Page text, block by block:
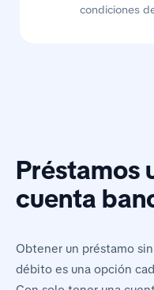
condiciones
Préstamos
cuenta
Obtener un préstamo
débito es una opción